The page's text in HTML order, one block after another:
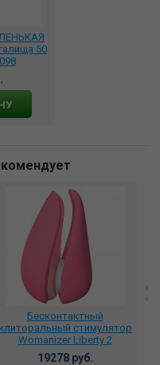
50
Бесконтактный
клиторальный стимулятор
Womanizer Liberty 2
розовый, wz112sg4
19278 руб.